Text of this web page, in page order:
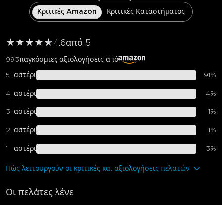
Κριτικές Amazon Κριτικές Καταστήματος
★ ★ ★ ★ ★
★4.6από 5
993παγκόσμιες αξιολογήσεις από
5 αστέρι 91%
4 αστέρι 4%
3 αστέρι 1%
2 αστέρι 1%
1 αστέρι 3%
Πώς λειτουργούν οι κριτικές και αξιολογήσεις πελατών
Οι πελάτες λένε